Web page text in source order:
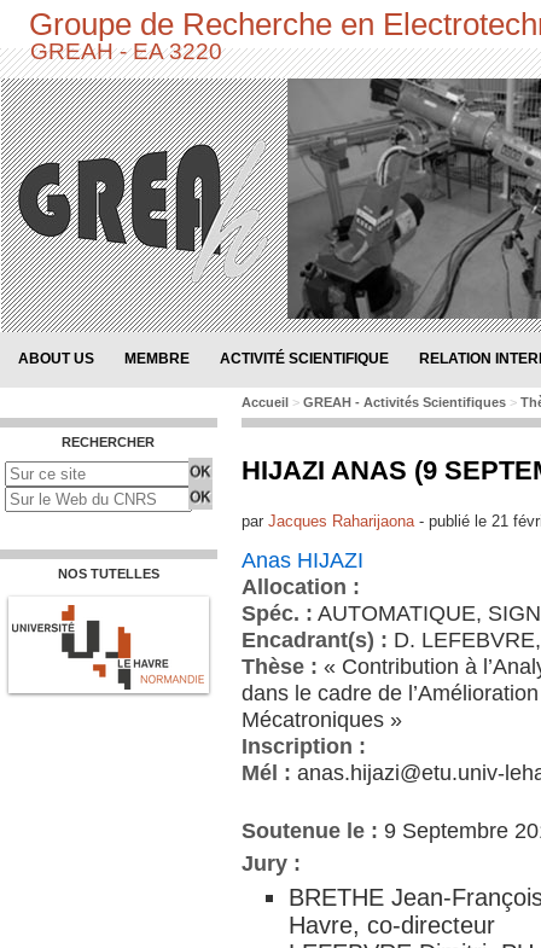
Groupe de Recherche en
GREAH - EA 3220
ABOUT US MEMBRE ACTIVITÉ SCIENTIFIQUE RELATION
RECHERCHER
NOS TUTELLES
Accueil > GREAH - Activités Scientifiques >
HIJAZI ANAS (9
par Jacques Raharijaona- publié le 21
Anas HIJAZI
Allocation :
Spéc. : AUTOMATIQUE,
Encadrant(s) : D.
Thèse : « Contribution à
dans le cadre de
Mécatroniques »
Inscription :
Mél : anas.hijazi@etu.univ-
Soutenue le : 9 Septembre
Jury :
BRETHE Jean-
Havre, co-directeur